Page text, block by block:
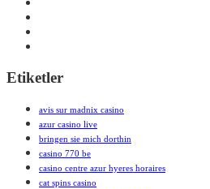
Etiketler
avis sur madnix casino
azur casino live
bringen sie mich dorthin
casino 770 be
casino centre azur hyeres horaires
cat spins casino